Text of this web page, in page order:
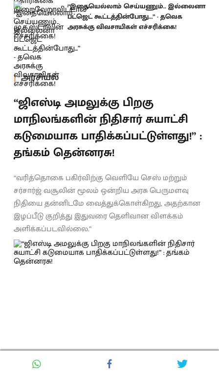
“இதையெல்லாம் செய்யணும்.. இல்லைனா
பட்ஜெட் கூட்டத்தின்போது...” - தவெக
அரசுக்கு விவசாயிகள் எச்சரிக்கை!
அரசியல்
“ஜிஎஸ்டி அமலுக்கு பிறகு
மாநிலங்களின் நிதிசார் சுயாட்சி
கடுமையாக பாதிக்கப்பட்டுள்ளது!” :
தங்கம் தென்னரசு!
“வரித்தொகை பகிர்விற்கு வெளியே செஸ் மற்றும்
சர்சார்ஜ் வசூலின் மூலம் ஒன்றிய அரசு பெருமளவு
நிதியை தன்னிடமே வைத்துக்கொள்கிறது, அதற்கான
இழப்பீடு குறித்து இதுவரை தெளிவான விளக்கம்
அளிக்கப்படவில்லை.”
Chennamani